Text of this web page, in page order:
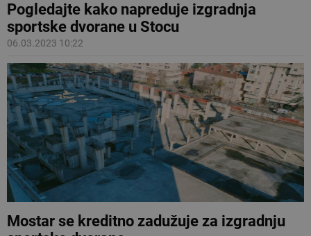
Pogledajte kako napreduje izgradnja
sportske dvorane u Stocu
06.03.2023 10:22
Mostar se kreditno zadužuje za izgradnju